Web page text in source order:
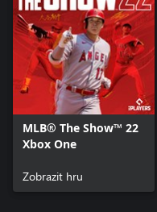
MLB® The Show™ 22
Xbox One
Zobrazit hru